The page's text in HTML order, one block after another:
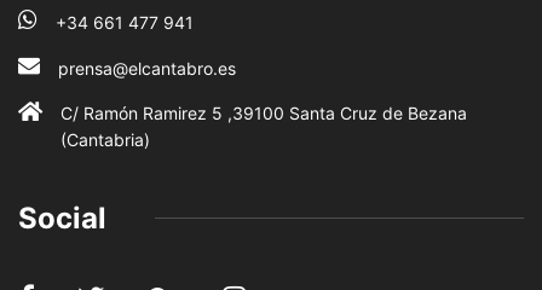
+34 661 477 941
prensa@elcantabro.es
C/ Ramón Ramirez 5 ,39100 Santa Cruz de Bezana
(Cantabria)
Social